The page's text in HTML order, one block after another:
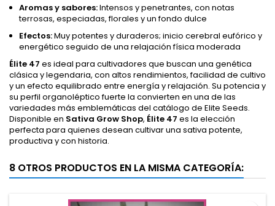
Aromas y sabores:Intensos y penetrantes, con notas
terrosas, especiadas, florales y un fondo dulce
Efectos:Muy potentes y duraderos; inicio cerebral eufórico y
energético seguido de una relajación física moderada
Élite 47 es ideal para cultivadores que buscan una genética
clásica y legendaria, con altos rendimientos, facilidad de cultivo
y un efecto equilibrado entre energía y relajación. Su potencia y
su perfil organoléptico fuerte la convierten en una de las
variedades más emblemáticas del catálogo de Elite Seeds.
Disponible en Sativa Grow Shop, Élite 47 es la elección
perfecta para quienes desean cultivar una sativa potente,
productiva y con historia.
8 OTROS PRODUCTOS EN LA MISMA CATEGORÍA: